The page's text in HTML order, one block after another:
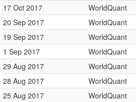
17 Oct 2017
WorldQuant
20 Sep 2017
WorldQuant
19 Sep 2017
WorldQuant
1 Sep 2017
WorldQuant
29 Aug 2017
WorldQuant
28 Aug 2017
WorldQuant
25 Aug 2017
WorldQuant